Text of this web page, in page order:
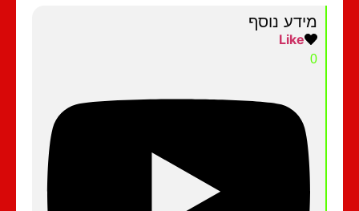
מידע נוסף